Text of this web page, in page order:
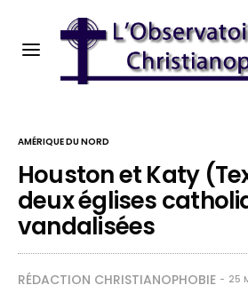
AMÉRIQUE DU NORD
Houston et Katy
deux églises
vandalisées
RÉDACTION CHRISTIANOPHOBIE 25